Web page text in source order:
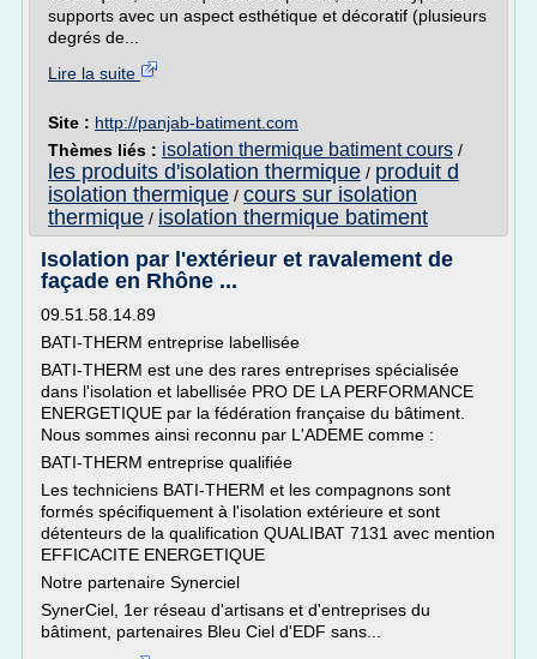
supports avec un aspect esthétique et décoratif (plusieurs
degrés de...
Lire la suite
Site : http://panjab-batiment.com
Thèmes liés : isolation thermique batiment cours /
les produits d'isolation thermique / produit d
isolation thermique / cours sur isolation
thermique / isolation thermique batiment
Isolation par l'extérieur et ravalement de
façade en Rhône ...
09.51.58.14.89
BATI-THERM entreprise labellisée
BATI-THERM est une des rares entreprises spécialisée
dans l'isolation et labellisée PRO DE LA PERFORMANCE
ENERGETIQUE par la fédération française du bâtiment.
Nous sommes ainsi reconnu par L'ADEME comme :
BATI-THERM entreprise qualifiée
Les techniciens BATI-THERM et les compagnons sont
formés spécifiquement à l'isolation extérieure et sont
détenteurs de la qualification QUALIBAT 7131 avec mention
EFFICACITE ENERGETIQUE
Notre partenaire Synerciel
SynerCiel, 1er réseau d'artisans et d'entreprises du
bâtiment, partenaires Bleu Ciel d'EDF sans...